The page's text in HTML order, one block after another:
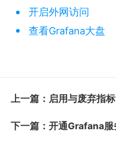
开启外网访问
查看Grafana大盘
上一篇：启用与废弃指标
下一篇：开通Grafana服